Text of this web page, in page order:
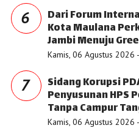
6 Dari Forum
Kota Maulana
Jambi Menuju
Kamis, 06 Agustus 2026
7 Sidang Korupsi
Penyusunan HPS
Tanpa Campur
Kamis, 06 Agustus 2026